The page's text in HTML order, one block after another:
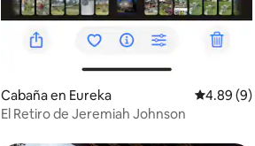
Cabaña en Eureka
4.89 (9)
El Retiro de Jeremiah Johnson